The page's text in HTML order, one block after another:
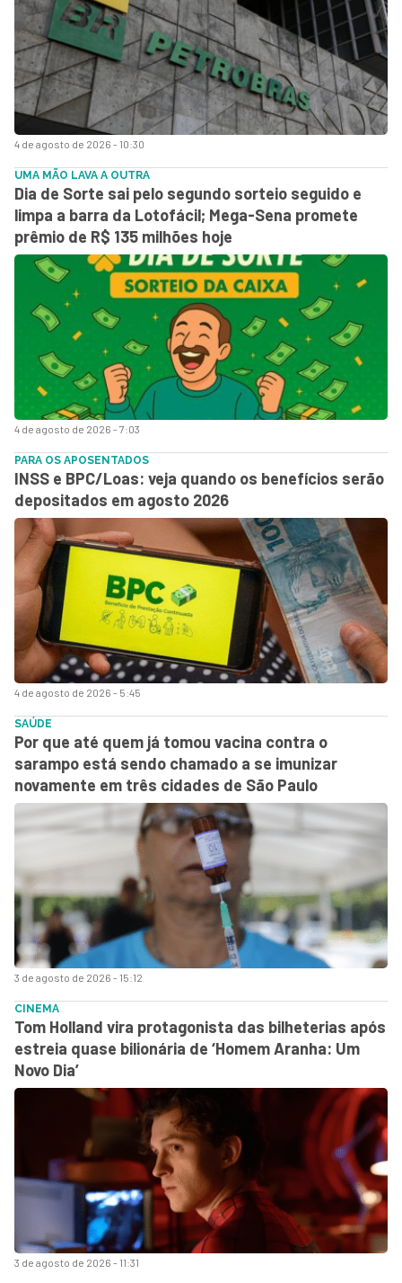
4 de agosto de 2026 - 10:30
4 de agosto de 2026 - 7:03
UMA MÃO LAVA A OUTRA
Dia de Sorte sai pelo segundo sorteio seguido e
limpa a barra da Lotofácil; Mega-Sena promete
prêmio de R$ 135 milhões hoje
4 de agosto de 2026 - 5:45
PARA OS APOSENTADOS
INSS e BPC/Loas: veja quando os benefícios serão
depositados em agosto 2026
3 de agosto de 2026 - 15:12
SAÚDE
Por que até quem já tomou vacina contra o
sarampo está sendo chamado a se imunizar
novamente em três cidades de São Paulo
3 de agosto de 2026 - 11:31
CINEMA
Tom Holland vira protagonista das bilheterias após
estreia quase bilionária de ‘Homem Aranha: Um
Novo Dia’